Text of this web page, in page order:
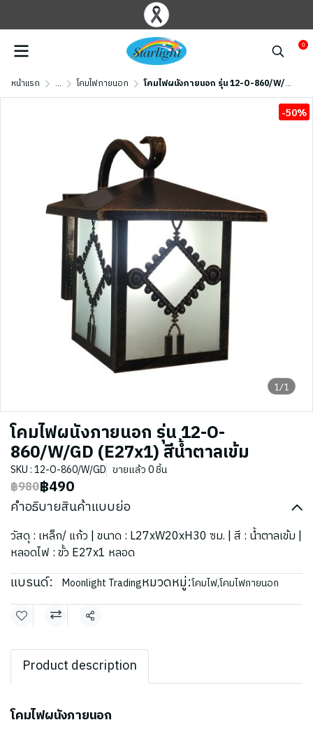
0
หน้าแรก ... โคมไฟภายนอก โคมไฟผนังภายนอก รุ่น 12-O-860/W/GD (E27x1) สีน้ำตาลเข้ม
1/1
-50%
โคมไฟผนังภายนอก รุ่น 12-O-
860/W/GD (E27x1) สีน้ำตาลเข้ม
SKU : 12-O-860/W/GD ขายแล้ว 0 ชิ้น
฿980฿490
คำอธิบายสินค้าแบบย่อ
วัสดุ : เหล็ก/ แก้ว | ขนาด : L27xW20xH30 ซม. | สี : น้ำตาลเข้ม |
หลอดไฟ : ขั้ว E27x1 หลอด
แบรนด์: Moonlight Tradingหมวดหมู่:โคมไฟ,โคมไฟภายนอก
แชร์
Product description
โคมไฟผนังภายนอก